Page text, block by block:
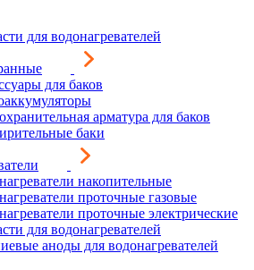
для водонагревателей
для баков
арматура для баков
баки
накопительные
проточные газовые
проточные электрические
для водонагревателей
аноды для водонагревателей